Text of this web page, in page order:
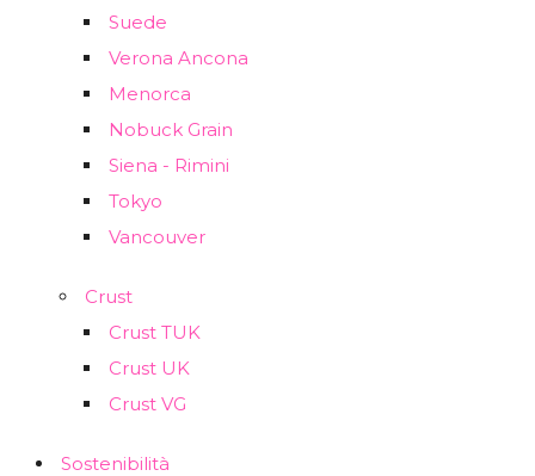
Suede
Verona Ancona
Menorca
Nobuck Grain
Siena - Rimini
Tokyo
Vancouver
Crust
Crust TUK
Crust UK
Crust VG
Sostenibilità